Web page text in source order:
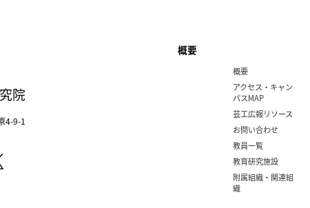
院
4-9-1
概要
概要
アクセス・キャン
パスMAP
芸工広報リソース
お問い合わせ
教員一覧
教育研究施設
附属組織・関連組
織